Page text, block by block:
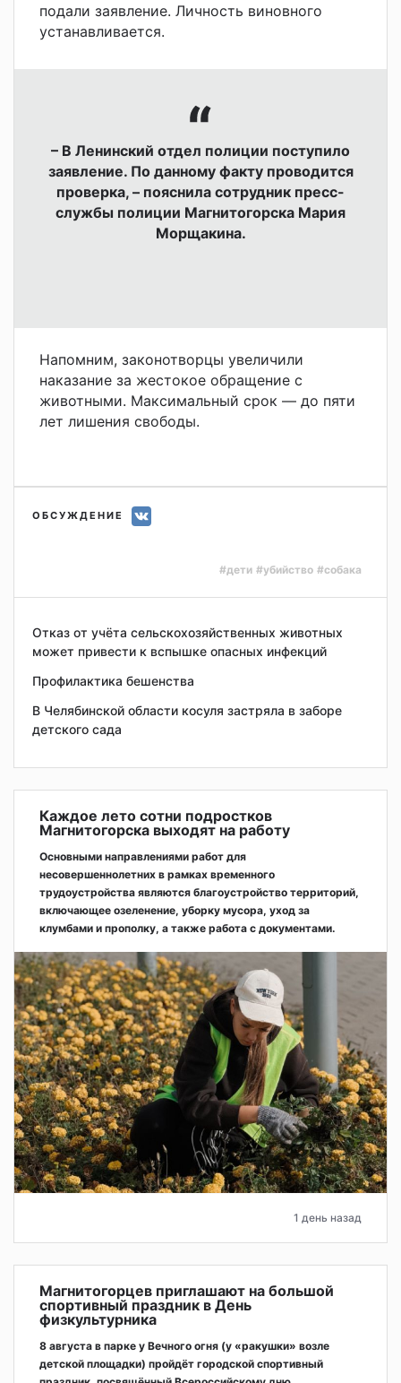
подали заявление. Личность виновного
устанавливается.
– В Ленинский отдел полиции поступило
заявление. По данному факту проводится
проверка, – пояснила сотрудник пресс-
службы полиции Магнитогорска Мария
Морщакина.
Напомним, законотворцы увеличили
наказание за жестокое обращение с
животными. Максимальный срок — до пяти
лет лишения свободы.
ОБСУЖДЕНИЕ
#дети #убийство #собака
Отказ от учёта сельскохозяйственных животных
может привести к вспышке опасных инфекций
Профилактика бешенства
В Челябинской области косуля застряла в заборе
детского сада
Каждое лето сотни подростков
Магнитогорска выходят на работу
Основными направлениями работ для
несовершеннолетних в рамках временного
трудоустройства являются благоустройство территорий,
включающее озеленение, уборку мусора, уход за
клумбами и прополку, а также работа с документами.
1 день назад
Магнитогорцев приглашают на большой
спортивный праздник в День
физкультурника
8 августа в парке у Вечного огня (у «ракушки» возле
детской площадки) пройдёт городской спортивный